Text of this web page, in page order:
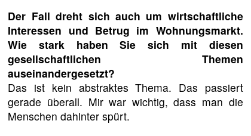
Der Fall dreht sich auch um wirtschaftliche
Interessen und Betrug im Wohnungsmarkt.
Wie stark haben Sie sich mit diesen
gesellschaftlichen Themen
auseinandergesetzt?
Das ist kein abstraktes Thema. Das passiert
gerade überall. Mir war wichtig, dass man die
Menschen dahinter spürt.